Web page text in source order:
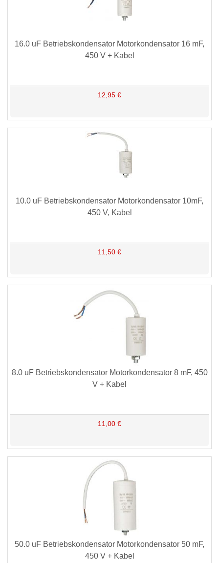
16.0 uF Betriebskondensator Motorkondensator 16 mF,
450 V + Kabel
12,95 €
10.0 uF Betriebskondensator Motorkondensator 10mF,
450 V, Kabel
11,50 €
8.0 uF Betriebskondensator Motorkondensator 8 mF, 450
V + Kabel
11,00 €
50.0 uF Betriebskondensator Motorkondensator 50 mF,
450 V + Kabel